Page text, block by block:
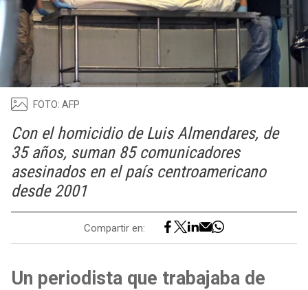
FOTO: AFP
Con el homicidio de Luis Almendares, de
35 años, suman 85 comunicadores
asesinados en el país centroamericano
desde 2001
Compartir en:
Un periodista que trabajaba de